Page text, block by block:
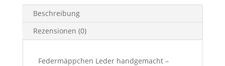
türkis/moos
Menge
Beschreibung
Rezensionen (0)
Federmäppchen Leder handgemacht –